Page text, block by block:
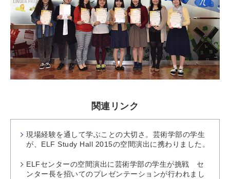
関連リンク
現場経験を通して学ぶことの大切さ。芸術学部の学生
が、ELF Study Hall 2015の空間演出に携わりました。
ELFセンターの空間演出に芸術学部の学生が挑戦 セ
ンター長を招いてのプレゼンテーションが行われまし